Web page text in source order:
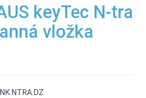
keyTec N-tra
vložka